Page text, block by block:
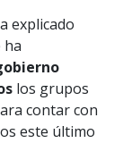
explicado
ha
los grupos
contar con
este último